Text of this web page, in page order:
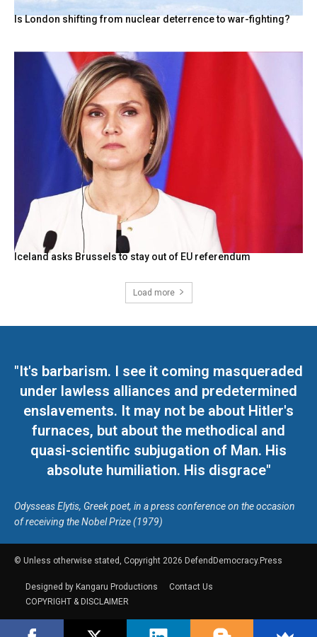
Is London shifting from nuclear deterrence to war-fighting?
Iceland asks Brussels to stay out of EU referendum
Load more
"It's barbarism. I see it coming masqueraded
under lawless alliances and predetermined
enslavements. It may not be about Hitler's
furnaces, but about the methodical and
quasi-scientific subjugation of Man. His
absolute humiliation. His disgrace"
Odysseas Elytis, Greek poet, in a press conference on the occasion
of receiving the Nobel Prize (1979)
© Unless otherwise stated, Copyright 2026 DefendDemocracy.Press
Designed by Kangaru Productions
Contact Us
COPYRIGHT & DISCLAIMER